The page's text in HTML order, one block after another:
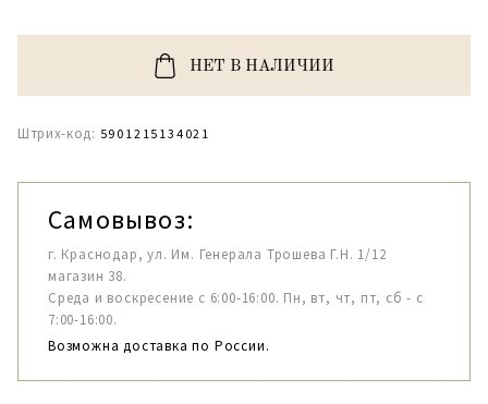
НЕТ В НАЛИЧИИ
Штрих-код: 5901215134021
Самовывоз:
г. Краснодар, ул. Им. Генерала Трошева Г.Н. 1/12
магазин 38.
Среда и воскресение с 6:00-16:00. Пн, вт, чт, пт, сб - с
7:00-16:00.
Возможна доставка по России.